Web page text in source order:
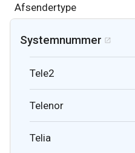
Afsendertype
Systemnummer 
Tele2
Telenor
Telia